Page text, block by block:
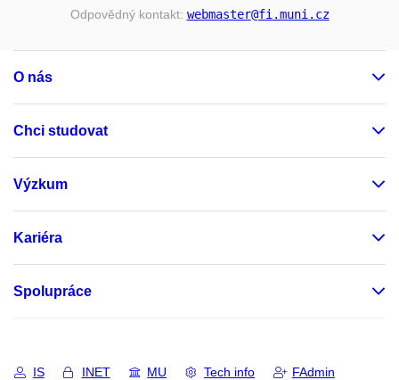
Odpovědný kontakt: webmaster@fi.muni.cz
O nás
Chci studovat
Výzkum
Kariéra
Spolupráce
IS INET MU Tech info FAdmin